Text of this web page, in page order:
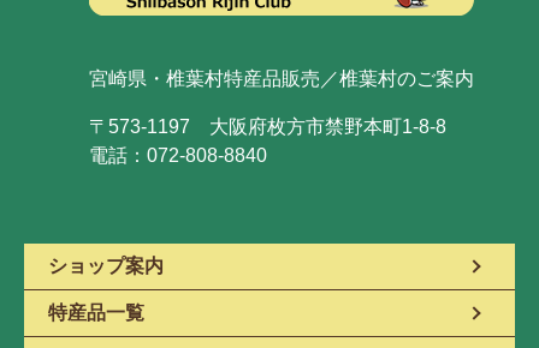
宮崎県・椎葉村特産品販売／椎葉村のご案内
〒573-1197 大阪府枚方市禁野本町1-8-8
電話：072-808-8840
ショップ案内
特産品一覧